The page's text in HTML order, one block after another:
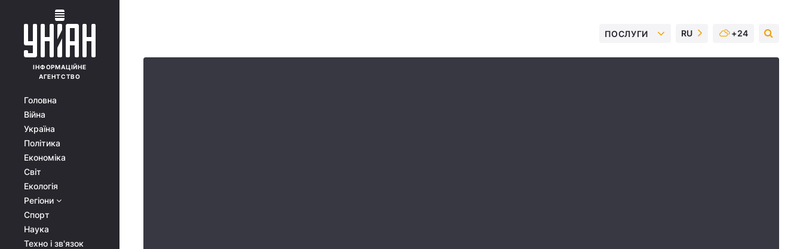
ІНФОРМАЦІЙНЕ
АГЕНТСТВО
Головна
Війна
Україна
Політика
Економіка
Світ
Екологія
Регіони
Спорт
Наука
Техно і зв'язок
ПОСЛУГИ RU +24